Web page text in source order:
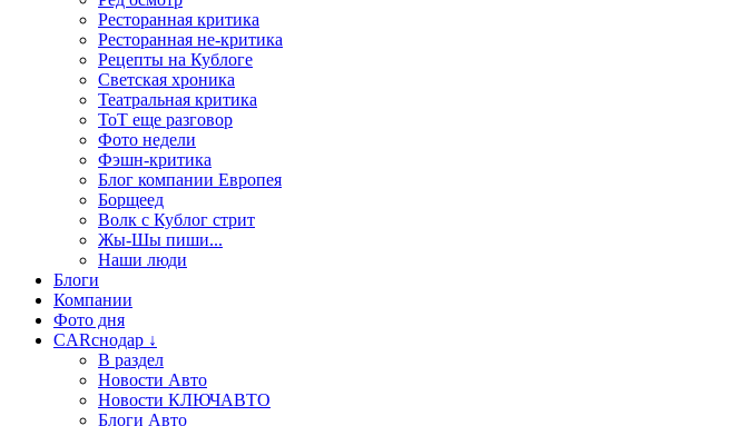
Ресторанная критика
Ресторанная не-критика
Рецепты на Кублоге
Светская хроника
Театральная критика
ТоТ еще разговор
Фото недели
Фэшн-критика
Блог компании Европея
Борщеед
Волк с Кублог стрит
Жы-Шы пиши...
Наши люди
Блоги
Компании
Фото дня
CARснодар ↓
В раздел
Новости Авто
Новости КЛЮЧАВТО
Блоги Авто